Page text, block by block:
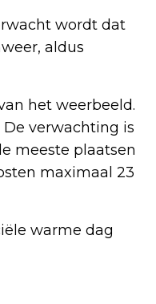
wordt dat
aldus
het weerbeeld.
verwachting is
meeste plaatsen
maximaal 23
warme dag